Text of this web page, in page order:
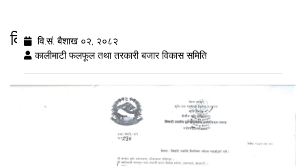
विषादी अवशेष विशरलेष नतिजा २०८२/१/२
वि.सं. बैशाख ०२, २०८२
कालीमाटी फलफूल तथा तरकारी बजार विकास समिति